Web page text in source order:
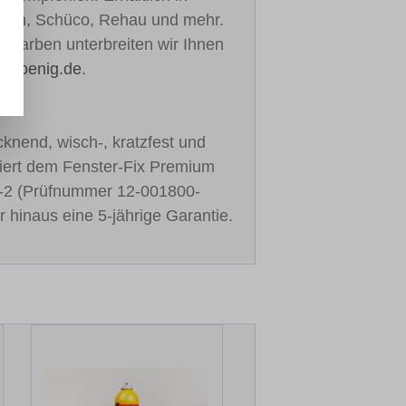
Schüco, Rehau und mehr.
Farben unterbreiten wir Ihnen
koenig.de.
wisch-, kratzfest und
dem Fenster-Fix Premium
(Prüfnummer 12-001800-
hinaus eine 5-jährige Garantie.